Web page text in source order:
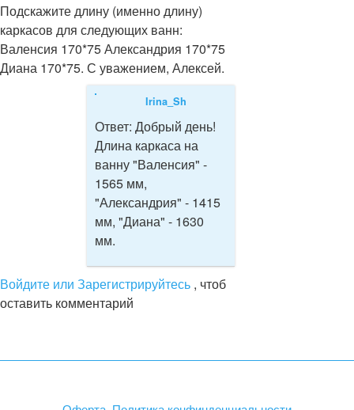
Подскажите длину (именно длину)
каркасов для следующих ванн:
Валенсия 170*75 Александрия 170*75
Диана 170*75. С уважением, Алексей.
Irina_Sh
Ответ: Добрый день!
Длина каркаса на
ванну "Валенсия" -
1565 мм,
"Александрия" - 1415
мм, "Диана" - 1630
мм.
Войдите или Зарегистрируйтесь , чтоб
оставить комментарий